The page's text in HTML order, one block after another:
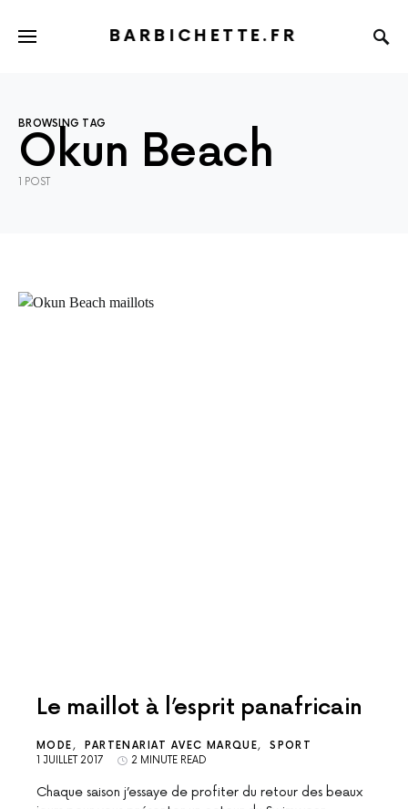
BARBICHETTE.FR
BROWSING TAG
Okun Beach
1 POST
Le maillot à l’esprit panafricain
MODE PARTENARIAT AVEC MARQUE
SPORT
1 JUILLET 2017
2 MINUTE READ
Chaque saison j’essaye de profiter du retour des beaux